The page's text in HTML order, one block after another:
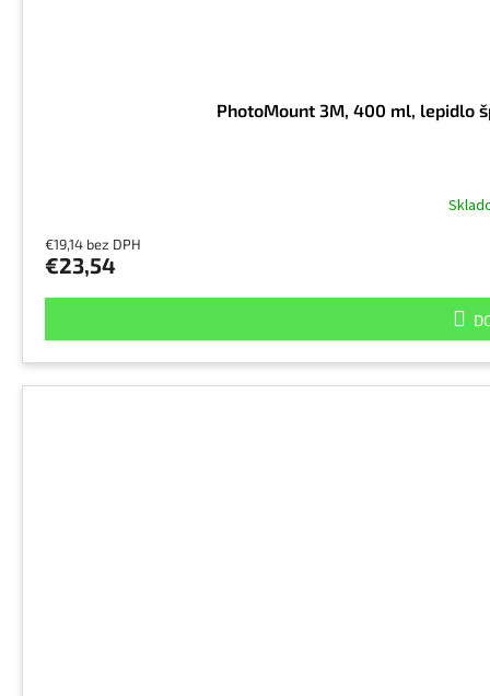
PhotoMount 3M, 400 ml, lepidlo
€19,14 bez DPH
€23,54